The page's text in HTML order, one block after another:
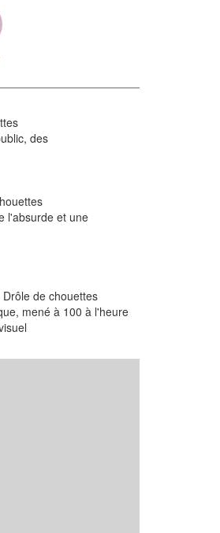
des
l'absurde et une
de chouettes
mené à 100 à l'heure